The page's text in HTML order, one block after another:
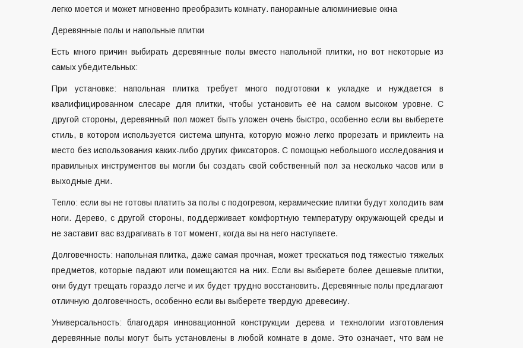
легко моется и может мгновенно преобразить комнату. панорамные алюминиевые окна
Деревянные полы и напольные плитки
Есть много причин выбирать деревянные полы вместо напольной плитки, но вот некоторые из
самых убедительных:
При установке: напольная плитка требует много подготовки к укладке и нуждается в
квалифицированном слесаре для плитки, чтобы установить её на самом высоком уровне. С
другой стороны, деревянный пол может быть уложен очень быстро, особенно если вы выберете
стиль, в котором используется система шпунта, которую можно легко прорезать и приклеить на
место без использования каких-либо других фиксаторов. С помощью небольшого исследования и
правильных инструментов вы могли бы создать свой собственный пол за несколько часов или в
выходные дни.
Тепло: если вы не готовы платить за полы с подогревом, керамические плитки будут холодить вам
ноги. Дерево, с другой стороны, поддерживает комфортную температуру окружающей среды и
не заставит вас вздрагивать в тот момент, когда вы на него наступаете.
Долговечность: напольная плитка, даже самая прочная, может трескаться под тяжестью тяжелых
предметов, которые падают или помещаются на них. Если вы выберете более дешевые плитки,
они будут трещать гораздо легче и их будет трудно восстановить. Деревянные полы предлагают
отличную долговечность, особенно если вы выберете твердую древесину.
Универсальность: благодаря инновационной конструкции дерева и технологии изготовления
деревянные полы могут быть установлены в любой комнате в доме. Это означает, что вам не